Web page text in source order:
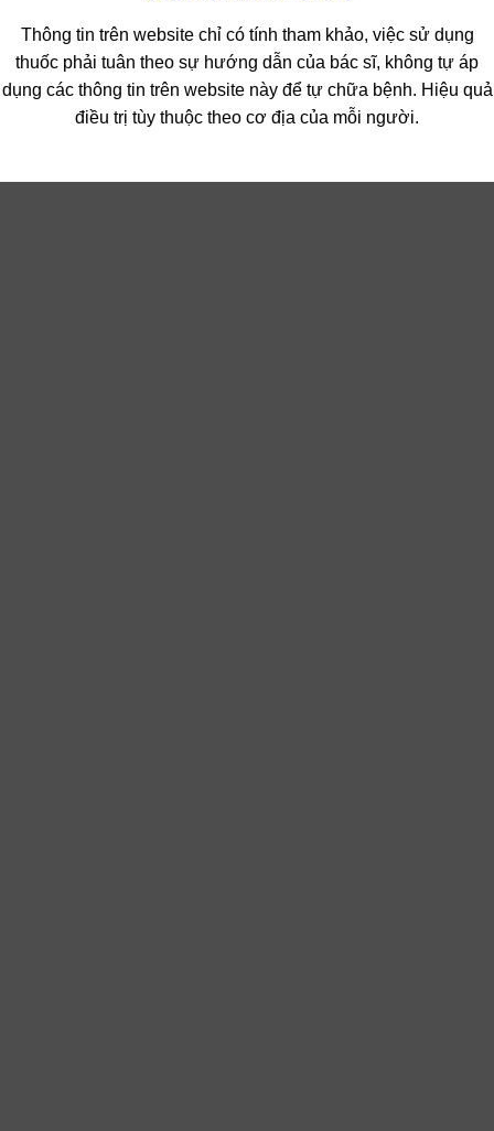
Thông tin trên website chỉ có tính tham khảo, việc sử dụng
thuốc phải tuân theo sự hướng dẫn của bác sĩ, không tự áp
dụng các thông tin trên website này để tự chữa bệnh. Hiệu quả
điều trị tùy thuộc theo cơ địa của mỗi người.